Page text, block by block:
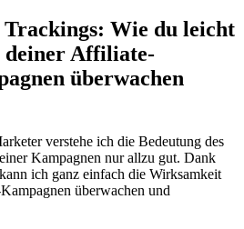
Trackings: Wie du leicht
Affiliate-
überwachen
verstehe ​ich ​die Bedeutung des
Kampagnen nur​ allzu ​gut. Dank
ich ganz einfach ​die‌ Wirksamkeit
überwachen und